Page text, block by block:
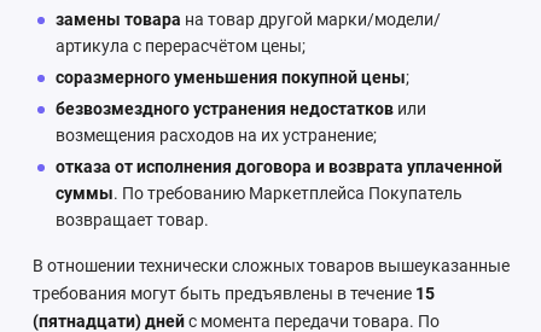
замены товара на товар другой марки/модели/
артикула с перерасчётом цены;
соразмерного уменьшения покупной цены;
безвозмездного устранения недостатков или
возмещения расходов на их устранение;
отказа от исполнения договора и возврата уплаченной
суммы. По требованию Маркетплейса Покупатель
возвращает товар.
В отношении технически сложных товаров вышеуказанные
требования могут быть предъявлены в течение 15
(пятнадцати) днейс момента передачи товара. По